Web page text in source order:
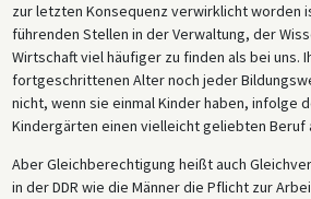
zur letzten Konsequenz verwirklicht worden
führenden Stellen in der Verwaltung, der
Wirtschaft viel häufiger zu finden als bei uns.
fortgeschrittenen Alter noch jeder
nicht, wenn sie einmal Kinder haben, infolge
Kindergärten einen vielleicht geliebten Beruf
Aber Gleichberechtigung heißt auch
in der DDR wie die Männer die Pflicht zur